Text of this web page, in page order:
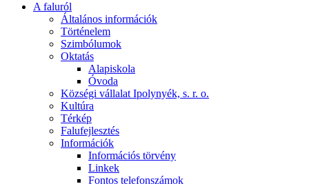
A faluról
Általános információk
Történelem
Szimbólumok
Oktatás
Alapiskola
Óvoda
Községi vállalat Ipolynyék, s. r. o.
Kultúra
Térkép
Falufejlesztés
Információk
Információs törvény
Linkek
Fontos telefonszámok